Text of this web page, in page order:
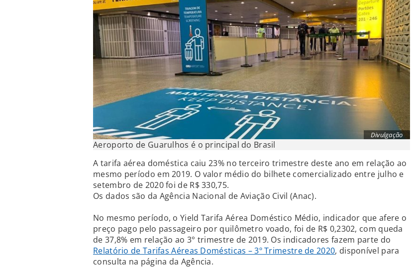
Divulgação
Aeroporto de Guarulhos é o principal do Brasil
A tarifa aérea doméstica caiu 23% no terceiro trimestre deste ano em relação ao
mesmo período em 2019. O valor médio do bilhete comercializado entre julho e
setembro de 2020 foi de R$ 330,75.
Os dados são da Agência Nacional de Aviação Civil (Anac).
No mesmo período, o Yield Tarifa Aérea Doméstico Médio, indicador que afere o
preço pago pelo passageiro por quilômetro voado, foi de R$ 0,2302, com queda
de 37,8% em relação ao 3° trimestre de 2019. Os indicadores fazem parte do
Relatório de Tarifas Aéreas Domésticas – 3º Trimestre de 2020, disponível para
consulta na página da Agência.